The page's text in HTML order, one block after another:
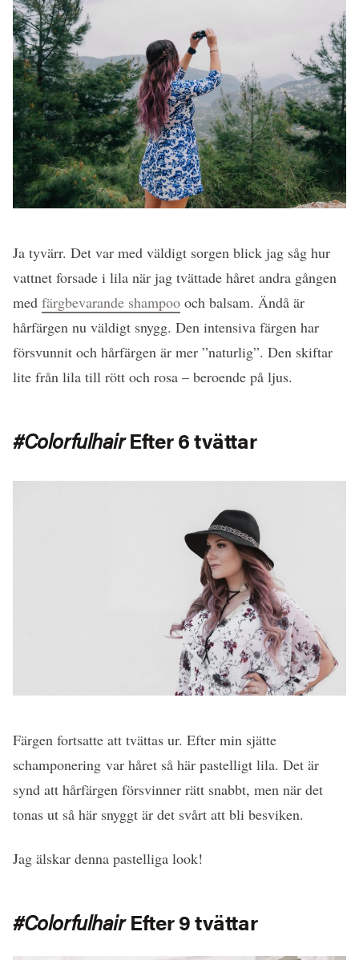
Ja tyvärr. Det var med väldigt sorgen blick jag såg hur
vattnet forsade i lila när jag tvättade håret andra gången
med färgbevarande shampoo och balsam. Ändå är
hårfärgen nu väldigt snygg. Den intensiva färgen har
försvunnit och hårfärgen är mer ”naturlig”. Den skiftar
lite från lila till rött och rosa – beroende på ljus.
#ColorfulhairEfter 6 tvättar
Färgen fortsatte att tvättas ur. Efter min sjätte
schamponering var håret så här pastelligt lila. Det är
synd att hårfärgen försvinner rätt snabbt, men när det
tonas ut så här snyggt är det svårt att bli besviken.
Jag älskar denna pastelliga look!
#ColorfulhairEfter 9 tvättar